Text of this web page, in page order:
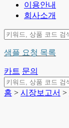
이용안내
회사소개
샘플 요청 목록
카트 문의
홈 > 시장보고서 >